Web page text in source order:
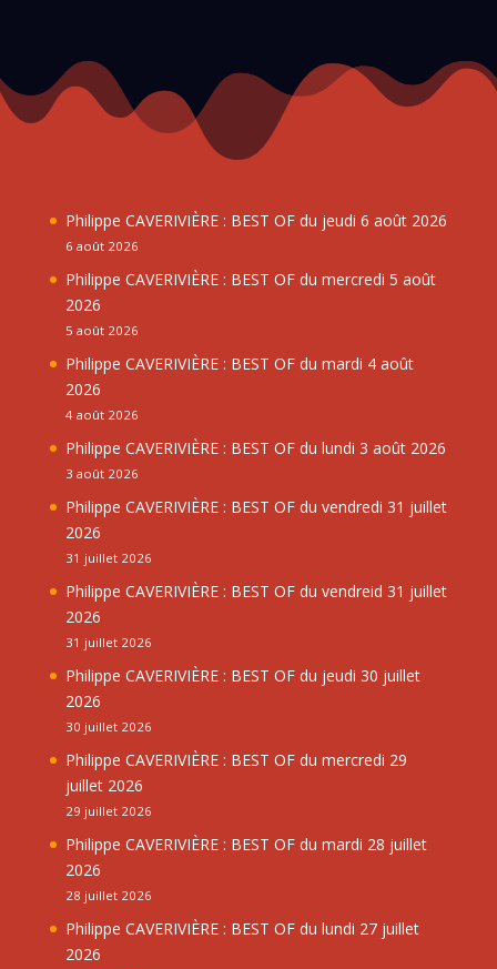
Philippe CAVERIVIÈRE : BEST OF du jeudi 6 août 2026
6 août 2026
Philippe CAVERIVIÈRE : BEST OF du mercredi 5 août
2026
5 août 2026
Philippe CAVERIVIÈRE : BEST OF du mardi 4 août
2026
4 août 2026
Philippe CAVERIVIÈRE : BEST OF du lundi 3 août 2026
3 août 2026
Philippe CAVERIVIÈRE : BEST OF du vendredi 31 juillet
2026
31 juillet 2026
Philippe CAVERIVIÈRE : BEST OF du vendreid 31 juillet
2026
31 juillet 2026
Philippe CAVERIVIÈRE : BEST OF du jeudi 30 juillet
2026
30 juillet 2026
Philippe CAVERIVIÈRE : BEST OF du mercredi 29
juillet 2026
29 juillet 2026
Philippe CAVERIVIÈRE : BEST OF du mardi 28 juillet
2026
28 juillet 2026
Philippe CAVERIVIÈRE : BEST OF du lundi 27 juillet
2026